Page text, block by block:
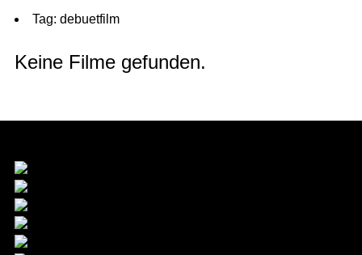
Tag: debuetfilm
Keine Filme gefunden.